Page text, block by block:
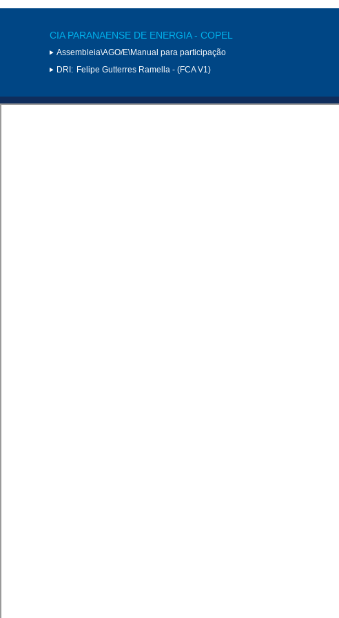
CIA PARANAENSE DE ENERGIA - COPEL
Assembleia\AGO/E\Manual para participação
DRI: Felipe Gutterres Ramella - (FCA V1)